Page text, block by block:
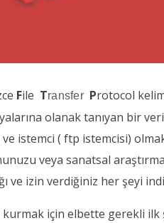
File Transfer Protocol
olanak tanıyan bir
istemci ( ftp istemcisi)
veya sanatsal
ve izin verdiğiniz her şeyi
için elbette gerekli ilk